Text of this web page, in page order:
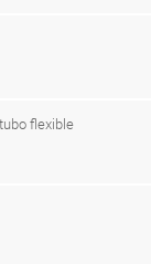
flexible